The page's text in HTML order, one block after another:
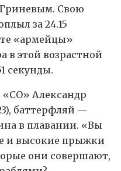
Свою
за 24.15
«армейцы»
в этой возрастной
секунды.
«СО» Александр
баттерфляй —
в плавании. «Вы
и высокие прыжки
они совершают,